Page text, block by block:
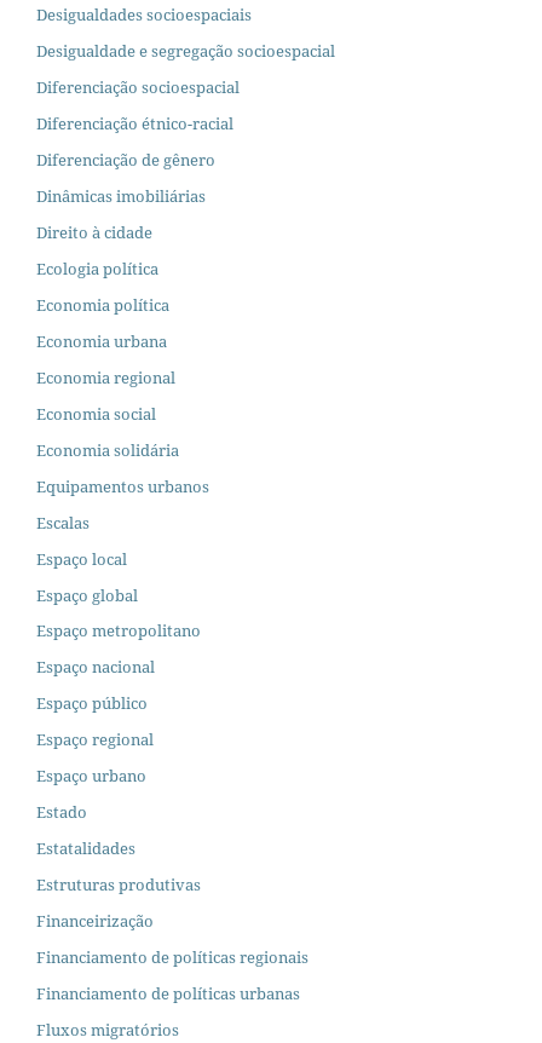
Desigualdades socioespaciais
Desigualdade e segregação socioespacial
Diferenciação socioespacial
Diferenciação étnico-racial
Diferenciação de gênero
Dinâmicas imobiliárias
Direito à cidade
Ecologia política
Economia política
Economia urbana
Economia regional
Economia social
Economia solidária
Equipamentos urbanos
Escalas
Espaço local
Espaço global
Espaço metropolitano
Espaço nacional
Espaço público
Espaço regional
Espaço urbano
Estado
Estatalidades
Estruturas produtivas
Financeirização
Financiamento de políticas regionais
Financiamento de políticas urbanas
Fluxos migratórios